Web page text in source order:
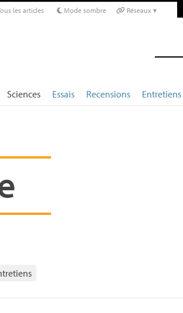
les articles Mode sombre Réseaux ▾
Sciences Essais Recensions Entretiens